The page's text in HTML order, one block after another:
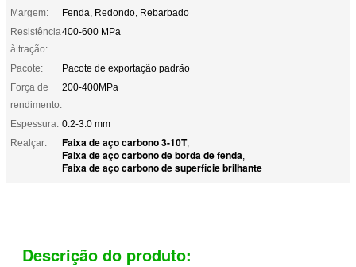
Margem:
Fenda, Redondo, Rebarbado
Resistência
à tração:
400-600 MPa
Pacote:
Pacote de exportação padrão
Força de
rendimento:
200-400MPa
Espessura: 0.2-3.0 mm
Realçar:
Faixa de aço carbono 3-10T,
Faixa de aço carbono de borda de fenda,
Faixa de aço carbono de superfície brilhante
Descrição do produto: